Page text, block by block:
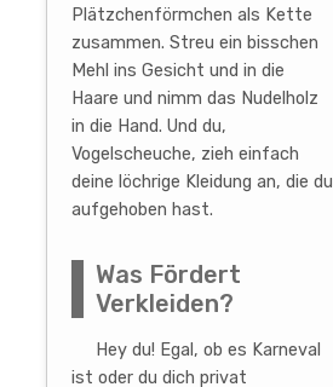
Plätzchenförmchen als Kette
zusammen. Streu ein bisschen
Mehl ins Gesicht und in die
Haare und nimm das Nudelholz
in die Hand. Und du,
Vogelscheuche, zieh einfach
deine löchrige Kleidung an, die du
aufgehoben hast.
Was Fördert
Verkleiden?
Hey du! Egal, ob es Karneval
ist oder du dich privat